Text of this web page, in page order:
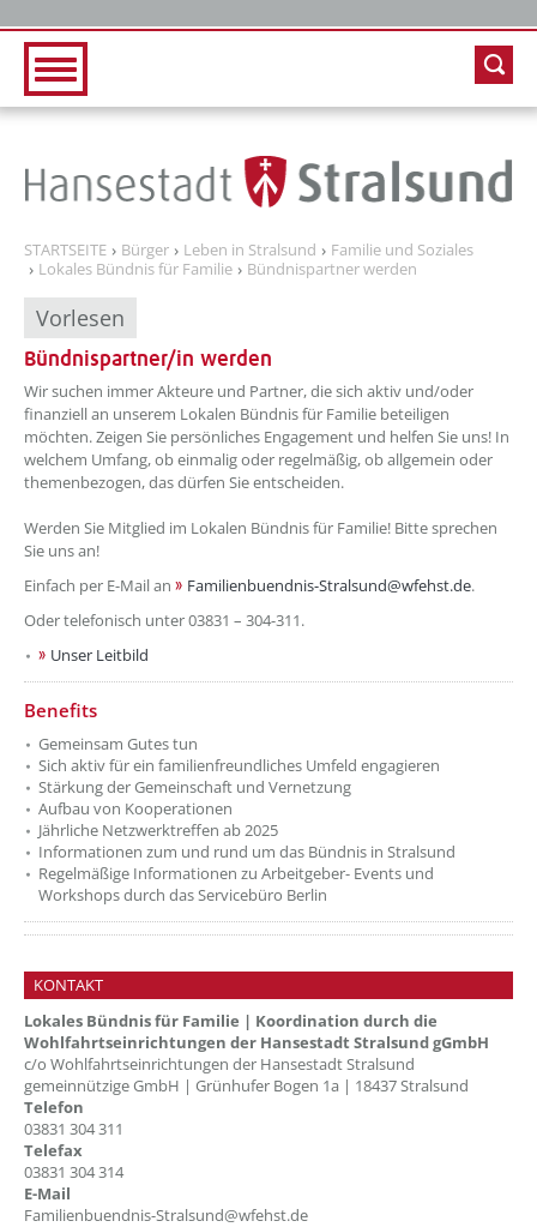
STARTSEITE Bürger Leben in Stralsund
Familie und Soziales
Lokales Bündnis für Familie
Bündnispartner werden
Vorlesen
Bündnispartner/in werden
??? absaetzeOben[1]/titel ???
Wir suchen immer Akteure und Partner, die sich aktiv und/oder
finanziell an unserem Lokalen Bündnis für Familie beteiligen
möchten. Zeigen Sie persönliches Engagement und helfen Sie uns! In
welchem Umfang, ob einmalig oder regelmäßig, ob allgemein oder
themenbezogen, das dürfen Sie entscheiden.
Werden Sie Mitglied im Lokalen Bündnis für Familie! Bitte sprechen
Sie uns an!
Einfach per E-Mail an
Familienbuendnis-Stralsund@wfehst.de.
Oder telefonisch unter 03831 – 304-311.
Unser Leitbild
??? absaetzeOben[2]/titel ???
Benefits
Gemeinsam Gutes tun
Sich aktiv für ein familienfreundliches Umfeld engagieren
Stärkung der Gemeinschaft und Vernetzung
Aufbau von Kooperationen
Jährliche Netzwerktreffen ab 2025
Informationen zum und rund um das Bündnis in Stralsund
Regelmäßige Informationen zu Arbeitgeber- Events und
Workshops durch das Servicebüro Berlin
KONTAKT
Lokales Bündnis für Familie | Koordination durch die
Wohlfahrtseinrichtungen der Hansestadt Stralsund gGmbH
c/o Wohlfahrtseinrichtungen der Hansestadt Stralsund
gemeinnützige GmbH | Grünhufer Bogen 1a | 18437 Stralsund
Telefon
03831 304 311
Telefax
03831 304 314
E-Mail
Familienbuendnis-Stralsund@wfehst.de